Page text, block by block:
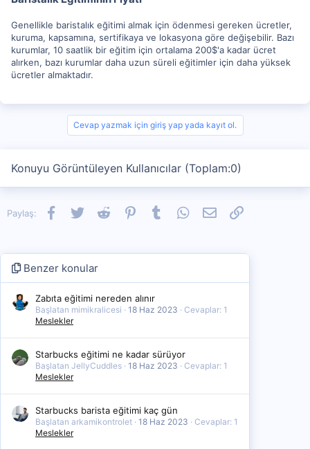
Genellikle baristalık eğitimi almak için ödenmesi gereken ücretler,
kuruma, kapsamına, sertifikaya ve lokasyona göre değişebilir. Bazı
kurumlar, 10 saatlik bir eğitim için ortalama 200$'a kadar ücret
alırken, bazı kurumlar daha uzun süreli eğitimler için daha yüksek
ücretler almaktadır.
Cevap yazmak için giriş yap yada kayıt ol.
Konuyu Görüntüleyen Kullanıcılar (Toplam:0)
Paylaş: Facebook
TwitterReddit PinterestTumblrWhatsApp
E-postaLink
Benzer konular
Zabıta eğitimi nereden alınır
Başlatan mimikralicesi 18 Haz 2023
Cevaplar: 1
Meslekler
Starbucks eğitimi ne kadar sürüyor
Başlatan JellyCuddles 18 Haz 2023
Cevaplar: 1
Meslekler
Starbucks barista eğitimi kaç gün
Başlatan arkamikontrolet 18 Haz 2023
Cevaplar: 1
Meslekler